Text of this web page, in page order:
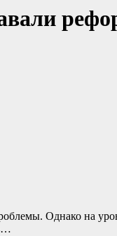
Однако на